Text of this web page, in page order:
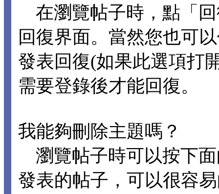
在瀏覽帖子時，點「
回復界面。當然您也可
發表回復(如果此選項打
需要登錄後才能回復。
我能夠刪除主題嗎？
瀏覽帖子時可以按下
發表的帖子，可以很容